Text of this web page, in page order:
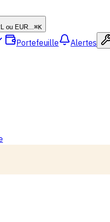
ou EUR...⌘K
Portefeuille Alertes